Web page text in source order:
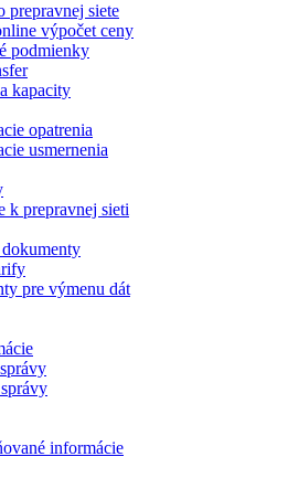
prepravnej siete
výpočet ceny
podmienky
kapacity
opatrenia
usmernenia
k prepravnej sieti
pre výmenu dát
informácie